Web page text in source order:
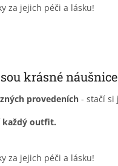
krásné náušnice
provedeních - stačí si
každý outfit.